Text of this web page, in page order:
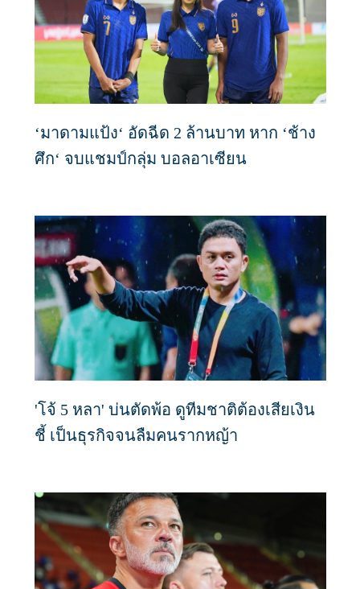
‘มาดามแป้ง‘ อัดฉีด 2 ล้านบาท หาก ‘ช้าง
ศึก‘ จบแชมป์กลุ่ม บอลอาเซียน
'โจ้ 5 หลา' บ่นตัดพ้อ ดูทีมชาติต้องเสียเงิน
ชี้ เป็นธุรกิจจนลืมคนรากหญ้า